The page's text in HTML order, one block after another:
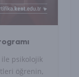
ile psikolojik
öğrenin,